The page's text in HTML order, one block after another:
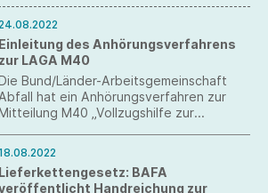
Einleitung des Anhörungsverfahrens
zur LAGA M40
Bund/Länder-Arbeitsgemeinschaft
Abfall hat ein Anhörungsverfahren zur
M40 „Voll­zugshilfe zur
Alttextilien“ einge­leitet.
Lieferkettengesetz: BAFA
Handreichung zur